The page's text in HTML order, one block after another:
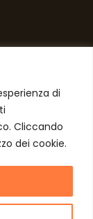
di
Cliccando
dei cookie.
e